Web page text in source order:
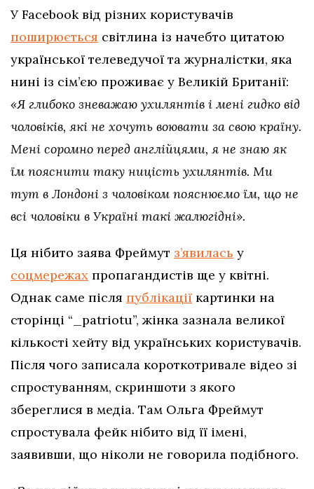
У Facebook від різних користувачів
поширюється світлина із начебто цитатою
української телеведучої та журналістки, яка
нині із сім’єю проживає у Великій Британії:
«Я глибоко зневажаю ухилянтів і мені гидко від
чоловіків, які не хочуть воювати за свою країну.
Мені соромно перед англійцями, я не знаю як
їм пояснити таку ницість ухилянтів. Ми
тут в Лондоні з чоловіком пояснюємо їм, що не
всі чоловіки в Україні такі жалюгідні».
Ця нібито заява Фреймут з’явилась у
соцмережах пропагандистів ще у квітні.
Однак саме після публікації картинки на
сторінці “_patriotu”, жінка зазнала великої
кількості хейту від українських користувачів.
Після чого записала короткотривале відео зі
спростуванням, скриншоти з якого
збереглися в медіа. Там Ольга Фреймут
спростувала фейк нібито від її імені,
заявивши, що ніколи не говорила подібного.